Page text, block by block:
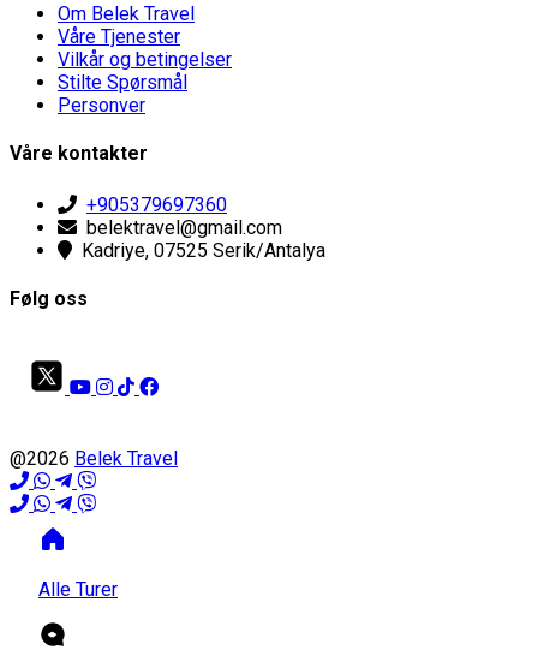
Om Belek Travel
Våre Tjenester
Vilkår og betingelser
Stilte Spørsmål
Personver
Våre kontakter
+905379697360
belektravel@gmail.com
Kadriye, 07525 Serik/Antalya
Følg oss
@2026 Belek Travel
Alle Turer